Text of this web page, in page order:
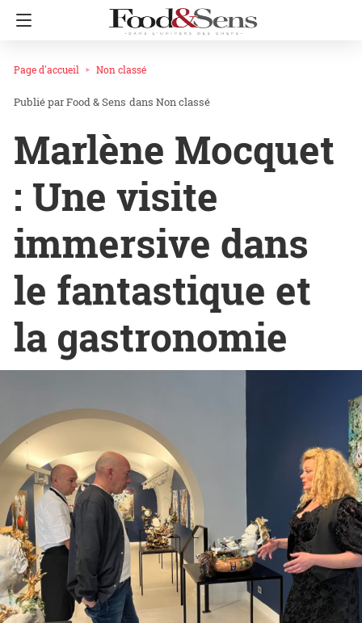
Page d'accueil Non classé
Food & Sens dans Non classé
Marlène Mocquet
: Une visite
immersive dans
le fantastique et
la gastronomie